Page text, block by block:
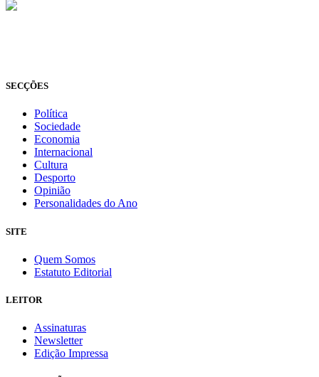
SECÇÕES
Política
Sociedade
Economia
Internacional
Cultura
Desporto
Opinião
Personalidades do Ano
SITE
Quem Somos
Estatuto Editorial
LEITOR
Assinaturas
Newsletter
Edição Impressa